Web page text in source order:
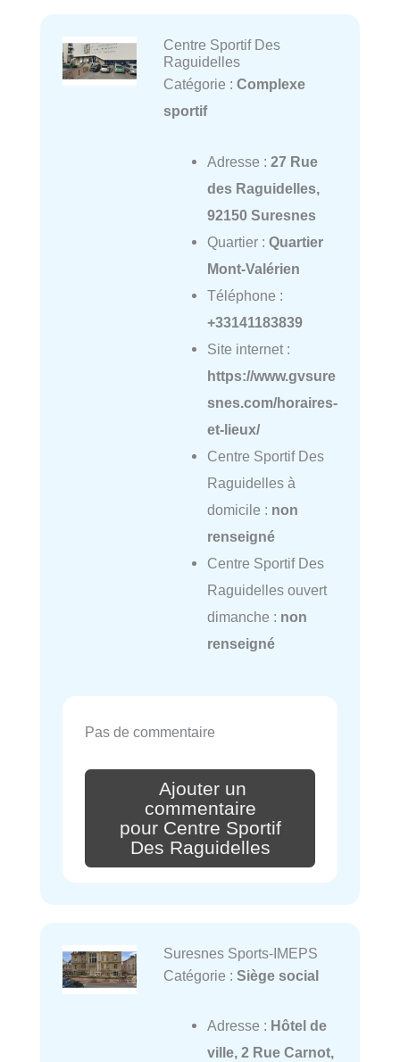
Centre Sportif Des
Raguidelles
Catégorie : Complexe
sportif
Adresse : 27 Rue
des Raguidelles,
92150 Suresnes
Quartier : Quartier
Mont-Valérien
Téléphone :
+33141183839
Site internet :
https://www.gvsure
snes.com/horaires-
et-lieux/
Centre Sportif Des
Raguidelles à
domicile : non
renseigné
Centre Sportif Des
Raguidelles ouvert
dimanche : non
renseigné
Pas de commentaire
Ajouter un
commentaire
pour Centre Sportif
Des Raguidelles
Suresnes Sports-IMEPS
Catégorie : Siège social
Adresse : Hôtel de
ville, 2 Rue Carnot,